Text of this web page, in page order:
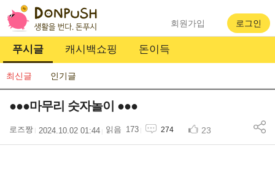
푸시글 캐시백쇼핑 돈이득
회원가입 로그인
최신글 인기글
●●●마무리 숫자놀이 ●●●
로즈짱 2024.10.02 01:44 173 274 23